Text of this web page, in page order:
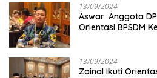
13/09/2024
Aswar: Anggota
Orientasi BPSDM
13/09/2024
Zainal Ikuti